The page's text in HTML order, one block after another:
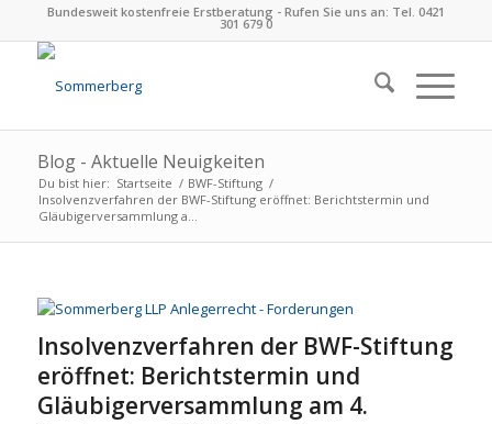
Bundesweit kostenfreie Erstberatung - Rufen Sie uns an: Tel. 0421
301 679 0
Blog - Aktuelle Neuigkeiten
Du bist hier: Startseite / BWF-Stiftung /
Insolvenzverfahren der BWF-Stiftung eröffnet: Berichtstermin und
Gläubigerversammlung a...
Insolvenzverfahren der BWF-Stiftung
eröffnet: Berichtstermin und
Gläubigerversammlung am 4.